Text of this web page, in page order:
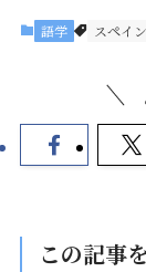
語学 スペイ
この記事